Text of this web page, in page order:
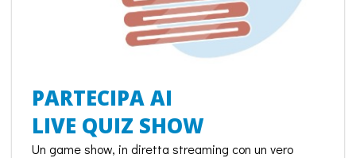
PARTECIPA AI
LIVE QUIZ SHOW
Un game show, in diretta streaming con un vero